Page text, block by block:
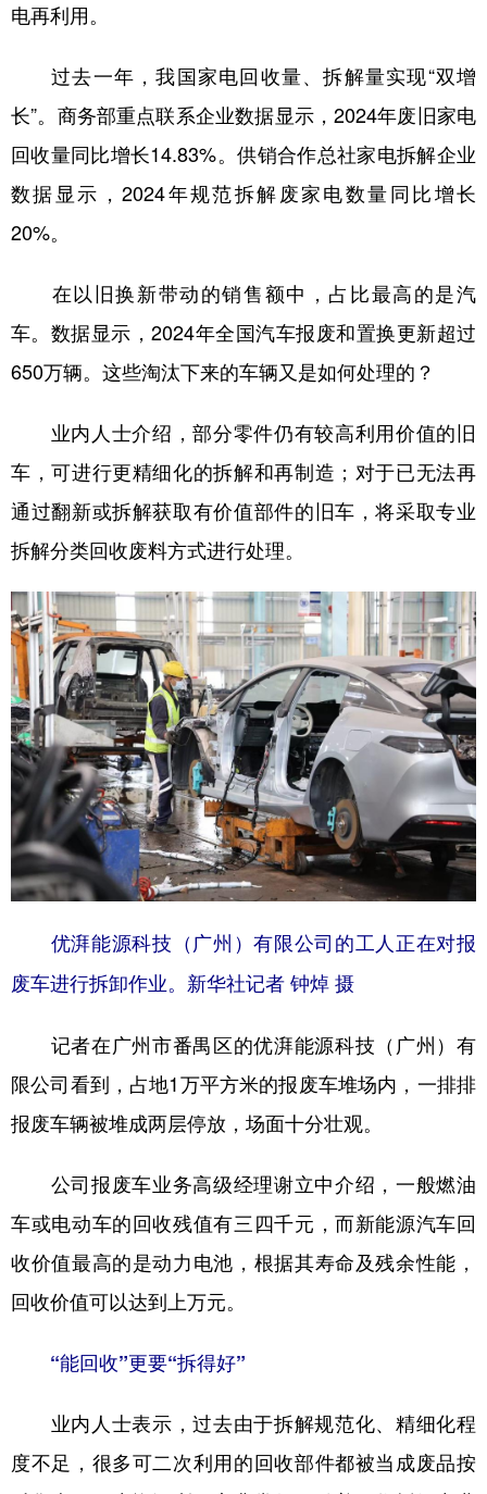
电再利用。
过去一年，我国家电回收量、拆解量实现“双增
长”。商务部重点联系企业数据显示，2024年废旧家电
回收量同比增长14.83%。供销合作总社家电拆解企业
数据显示，2024年规范拆解废家电数量同比增长
20%。
在以旧换新带动的销售额中，占比最高的是汽
车。数据显示，2024年全国汽车报废和置换更新超过
650万辆。这些淘汰下来的车辆又是如何处理的？
业内人士介绍，部分零件仍有较高利用价值的旧
车，可进行更精细化的拆解和再制造；对于已无法再
通过翻新或拆解获取有价值部件的旧车，将采取专业
拆解分类回收废料方式进行处理。
优湃能源科技（广州）有限公司的工人正在对报
废车进行拆卸作业。新华社记者 钟焯 摄
记者在广州市番禺区的优湃能源科技（广州）有
限公司看到，占地1万平方米的报废车堆场内，一排排
报废车辆被堆成两层停放，场面十分壮观。
公司报废车业务高级经理谢立中介绍，一般燃油
车或电动车的回收残值有三四千元，而新能源汽车回
收价值最高的是动力电池，根据其寿命及残余性能，
回收价值可以达到上万元。
“能回收”更要“拆得好”
业内人士表示，过去由于拆解规范化、精细化程
度不足，很多可二次利用的回收部件都被当成废品按